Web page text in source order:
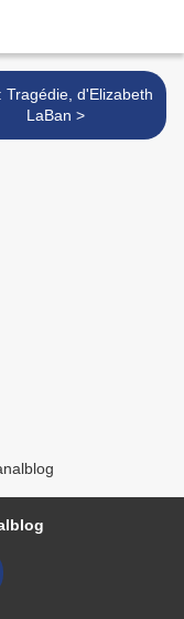
Tragédie, d'Elizabeth
LaBan >